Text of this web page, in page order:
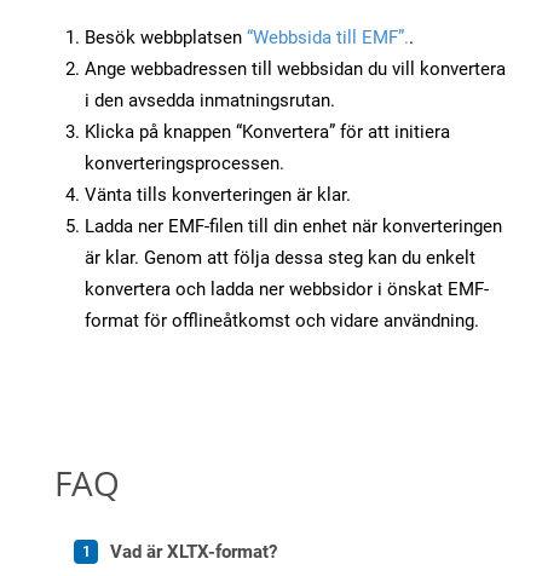
Besök webbplatsen “Webbsida till EMF”..
Ange webbadressen till webbsidan du vill konvertera
i den avsedda inmatningsrutan.
Klicka på knappen “Konvertera” för att initiera
konverteringsprocessen.
Vänta tills konverteringen är klar.
Ladda ner EMF-filen till din enhet när konverteringen
är klar. Genom att följa dessa steg kan du enkelt
konvertera och ladda ner webbsidor i önskat EMF-
format för offlineåtkomst och vidare användning.
FAQ
Vad är XLTX-format?